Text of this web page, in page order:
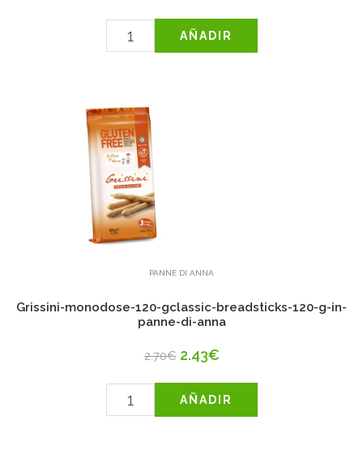
AÑADIR
PANNE DI ANNA
Grissini-monodose-120-gclassic-breadsticks-120-g-in-
panne-di-anna
2.70€ 2.43€
AÑADIR